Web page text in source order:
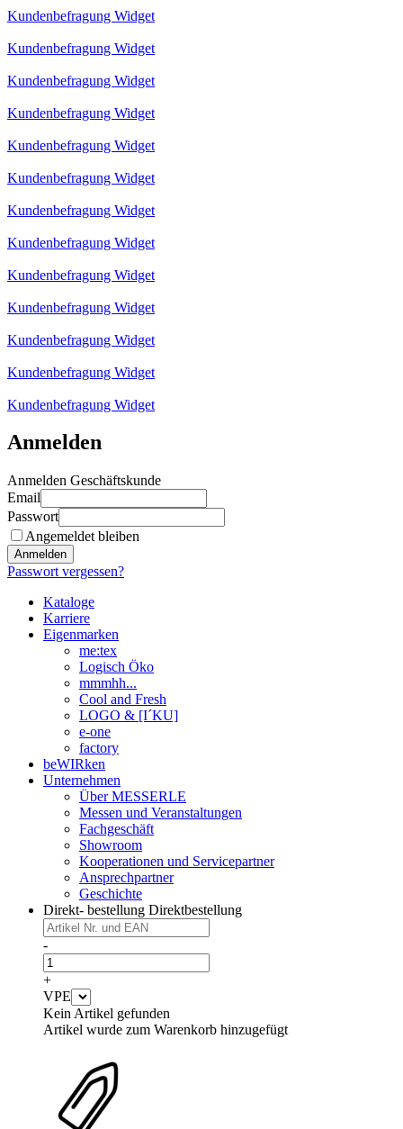
Kundenbefragung Widget
Kundenbefragung Widget
Kundenbefragung Widget
Kundenbefragung Widget
Kundenbefragung Widget
Kundenbefragung Widget
Kundenbefragung Widget
Kundenbefragung Widget
Kundenbefragung Widget
Kundenbefragung Widget
Kundenbefragung Widget
Kundenbefragung Widget
Kundenbefragung Widget
Anmelden
Anmelden Geschäftskunde
Email
Passwort
Angemeldet bleiben
Anmelden
Passwort vergessen?
Kataloge
Karriere
Eigenmarken
me:tex
Logisch Öko
mmmhh...
Cool and Fresh
LOGO & [I´KU]
e-one
factory
beWIRken
Unternehmen
Über MESSERLE
Messen und Veranstaltungen
Fachgeschäft
Showroom
Kooperationen und Servicepartner
Ansprechpartner
Geschichte
Direkt- bestellung Direktbestellung
-
+
VPE
Kein Artikel gefunden
Artikel wurde zum Warenkorb hinzugefügt